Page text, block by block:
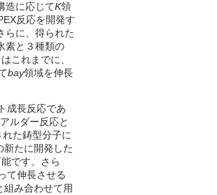
造に応じてK領
反応を開発す
らに、得られた
素と３種類の
これまでに、
bay領域を伸長
成長反応であ
ルダー反応と
た鋳型分子に
新たに開発した
です。さら
て伸長させる
組み合わせて用